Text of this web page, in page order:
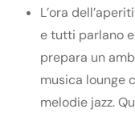
L’ora
e tutti parlano
prepara un
musica lounge
melodie jazz.